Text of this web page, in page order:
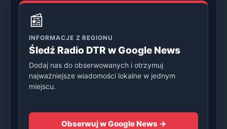
📰
INFORMACJE Z REGIONU
Śledź Radio DTR w Google News
Dodaj nas do obserwowanych i otrzymuj
najważniejsze wiadomości lokalne w jednym
miejscu.
Obserwuj w Google News →